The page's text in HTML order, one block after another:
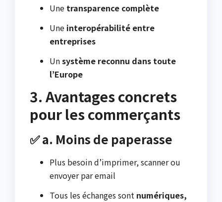
Une transparence complète
Une interopérabilité entre
entreprises
Unsystème reconnu dans toute
l’Europe
3. Avantages concrets
pour les commerçants
✅ a. Moins de paperasse
Plus besoin d’imprimer, scanner ou
envoyer par email
Tous les échanges sont numériques,